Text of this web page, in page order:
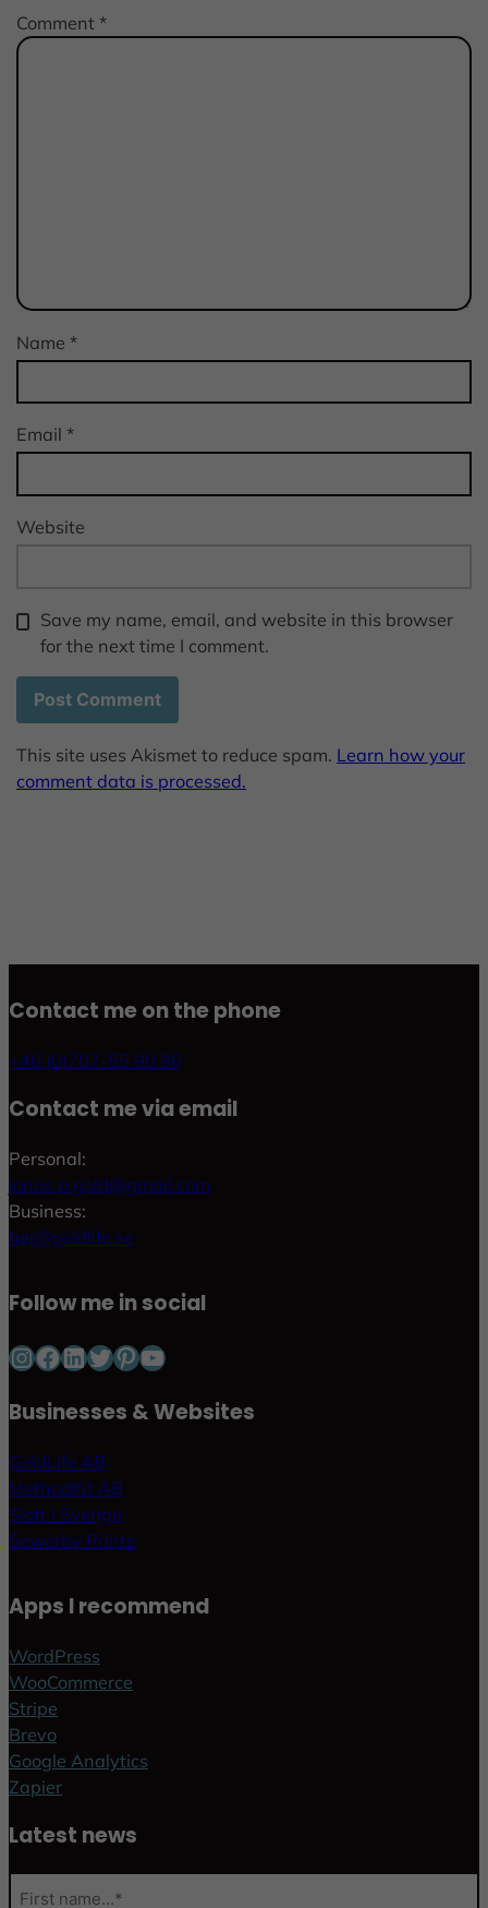
Comment *
Name *
Email *
Website
Save my name, email, and website in this browser
for the next time I comment.
This site uses Akismet to reduce spam. Learn how your
comment data is processed.
Contact me on the phone
+46 (0)707-55 90 96
Contact me via email
Personal:
jonas.p.gold@gmail.com
Business:
hej@goldlife.se
Follow me in social
InstagramFacebook LinkedIn Twitter Pinterest YouTube
Businesses & Websites
GoldLife AB
MethodKit AB
Slott i Sverige
Sowerby Prints
Apps I recommend
WordPress
WooCommerce
Stripe
Brevo
Google Analytics
Zapier
Latest news